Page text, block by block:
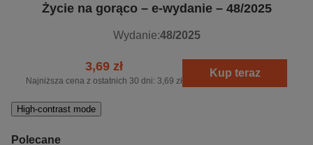
Życie na gorąco – e-wydanie – 48/2025
Wydanie:48/2025
3,69 zł
Najniższa cena z ostatnich 30 dni: 3,69 zł
Kup teraz
High-contrast mode
Polecane